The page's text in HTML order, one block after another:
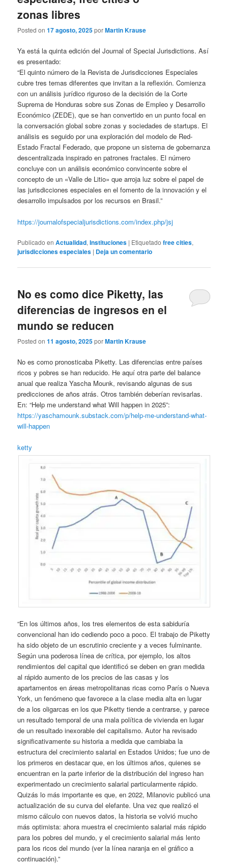
zonas libres
Posted on17 agosto, 2025porMartin Krause
Ya está la quinta edición del Journal of Special Jurisdictions. Así
es presentado:
“El quinto número de la Revista de Jurisdicciones Especiales
cubre tres temas diferentes que invitan a la reflexión. Comienza
con un análisis jurídico riguroso de la decisión de la Corte
Suprema de Honduras sobre sus Zonas de Empleo y Desarrollo
Económico (ZEDE), que se han convertido en un punto focal en
la conversación global sobre zonas y sociedades de startups. El
análisis es seguido por una exploración del modelo de Red-
Estado Fractal Federado, que propone un sistema de gobernanza
descentralizada inspirado en patrones fractales. El número
concluye con un análisis económico convincente sobre el
concepto de un «Valle de Litio» que arroja luz sobre el papel de
las jurisdicciones especiales en el fomento de la innovación y el
desarrollo impulsados ​​por los recursos en Brasil.”
https://journalofspecialjurisdictions.com/index.php/jsj
Publicado en Actualidad,Instituciones | Etiquetado free cities,
jurisdicciones especiales | Deja un comentario
No es como dice Piketty, las
diferencias de ingresos en el
mundo se reducen
Posted on11 agosto, 2025porMartin Krause
No es como pronosticaba Piketty. Las diferencias entre países
ricos y pobres se han reducido. He aquí otra parte del balance
anual que realiza Yascha Mounk, revisando algunas de sus
predicciones de años atrás. Otros también deberían revisarlas.
En: “Help me understand what Will happen in 2025”:
https://yaschamounk.substack.com/p/help-me-understand-what-
will-happen
ketty
“En los últimos años, los tres elementos de esta sabiduría
convencional han ido cediendo poco a poco. El trabajo de Piketty
ha sido objeto de un escrutinio creciente y a veces fulminante.
Según una poderosa línea de crítica, por ejemplo, los altos
rendimientos del capital que identificó se deben en gran medida
al rápido aumento de los precios de las casas y los
apartamentos en áreas metropolitanas ricas como París o Nueva
York, un fenómeno que favorece a la clase media alta en lugar
de a los oligarcas en los que Piketty tiende a centrarse, y parece
un resultado temporal de una mala política de vivienda en lugar
de un resultado inexorable del capitalismo. Autor ha revisado
significativamente su historia a medida que cambiaba la
estructura del crecimiento salarial en Estados Unidos; fue uno de
los primeros en destacar que, en los últimos años, quienes se
encuentran en la parte inferior de la distribución del ingreso han
experimentado un crecimiento salarial particularmente rápido.
Quizás lo más importante es que, en 2022, Milanovic publicó una
actualización de su curva del elefante. Una vez que realizó el
mismo cálculo con nuevos datos, la historia se volvió mucho
más optimista: ahora muestra el crecimiento salarial más rápido
para los pobres del mundo, y el crecimiento salarial más lento
para los ricos del mundo (ver la línea naranja en el gráfico a
continuación).”